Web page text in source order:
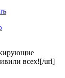
всех![/url]